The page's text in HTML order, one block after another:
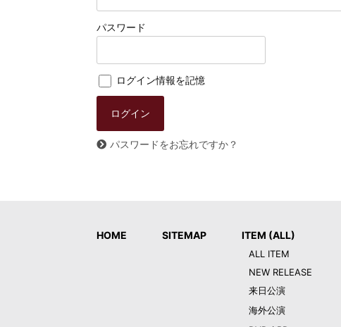
パスワード
ログイン情報を記憶
パスワードをお忘れですか？
HOME SITEMAP ITEM (ALL)
ALL ITEM
NEW RELEASE
来日公演
海外公演